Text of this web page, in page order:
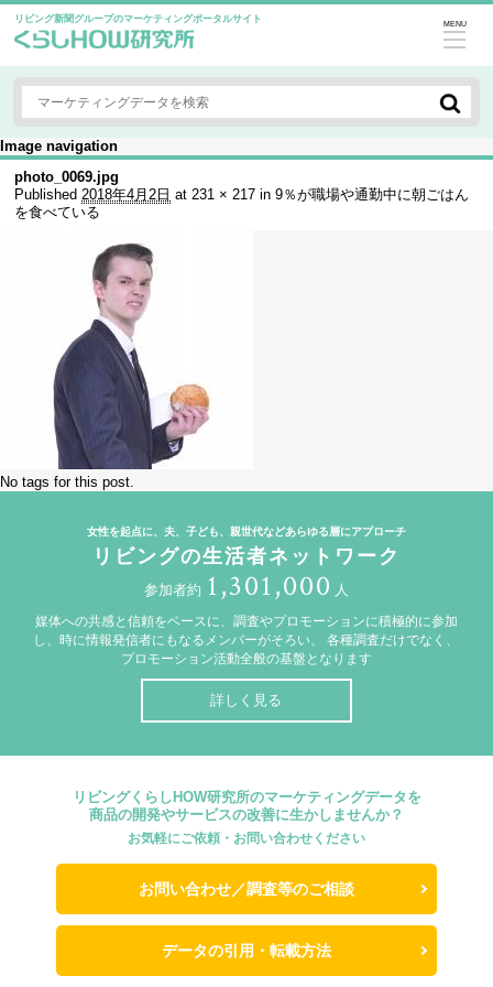
リビング新聞グループのマーケティングポータルサイト MENU
Image navigation
photo_0069.jpg
Published2018年4月2日 at231 × 217 in9％が職場や通勤中に朝ごはん
を食べている
No tags for this post.
女性を起点に、夫、子ども、親世代などあらゆる層にアプローチ
リビングの生活者ネットワーク
参加者約 1,301,000 人
媒体への共感と信頼をベースに、調査やプロモーションに積極的に参加
し、時に情報発信者にもなるメンバーがそろい、
各種調査だけでなく、
プロモーション活動全般の基盤となります
詳しく見る
リビングくらしHOW研究所のマーケティングデータを
商品の開発やサービスの改善に生かしませんか？
お気軽にご依頼・お問い合わせください
お問い合わせ／調査等のご相談
データの引用・転載方法